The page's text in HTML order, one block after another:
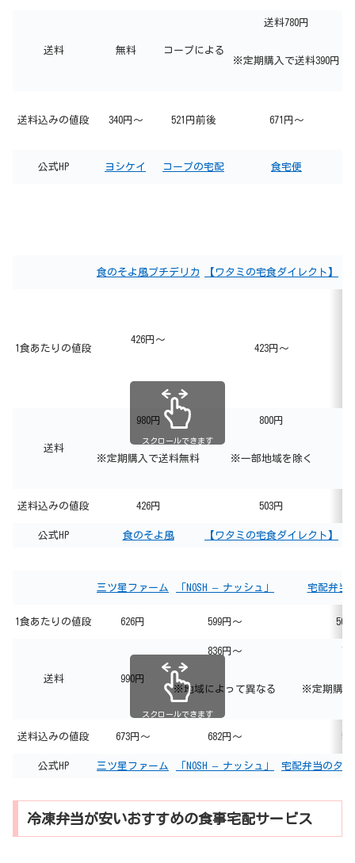
送料 無料 コープによる
送料780円
※定期購入で送料390円
送料込みの値段 340円～ 521円前後 671円～
公式HP ヨシケイ コープの宅配 食宅便
食のそよ風プチデリカ 【ワタミの宅食ダイレクト】
1食あたりの値段
426円～
423円～
送料
980円
※定期購入で送料無料
800円
※一部地域を除く
送料込みの値段 426円 503円
公式HP 食のそよ風 【ワタミの宅食ダイレクト】
スクロールできます
三ツ星ファーム 「NOSH – ナッシュ」 宅配弁当
1食あたりの値段 626円 599円～ 500
送料 990円
836円～
※地域によって異なる ※定期購入
送料込みの値段 673円～ 682円～
公式HP 三ツ星ファーム 「NOSH – ナッシュ」 宅配弁当のタ
スクロールできます
冷凍弁当が安いおすすめの食事宅配サービス